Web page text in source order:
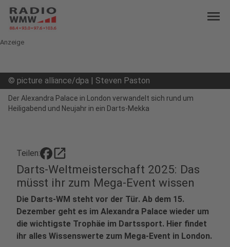
menu
Anzeige
© picture alliance/dpa | Steven Paston
Der Alexandra Palace in London verwandelt sich rund um
Heiligabend und Neujahr in ein Darts-Mekka
Teilen: open_in_new
Darts-Weltmeisterschaft 2025: Das
müsst ihr zum Mega-Event wissen
Die Darts-WM steht vor der Tür. Ab dem 15.
Dezember geht es im Alexandra Palace wieder um
die wichtigste Trophäe im Dartssport. Hier findet
ihr alles Wissenswerte zum Mega-Event in London.